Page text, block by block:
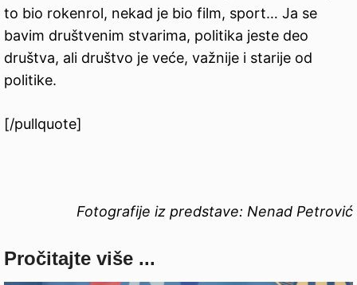
to bio rokenrol, nekad je bio film, sport… Ja se
bavim društvenim stvarima, politika jeste deo
društva, ali društvo je veće, važnije i starije od
politike.
[/pullquote]
Fotografije iz predstave: Nenad Petrović
Pročitajte više ...